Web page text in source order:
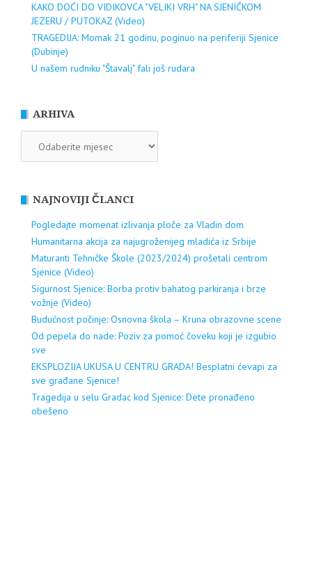
KAKO DOĆI DO VIDIKOVCA "VELIKI VRH" NA SJENIČKOM
JEZERU / PUTOKAZ (Video)
TRAGEDIJA: Momak 21 godinu, poginuo na periferiji Sjenice
(Dubinje)
U našem rudniku "Štavalj" fali još rudara
ARHIVA
NAJNOVIJI ČLANCI
Pogledajte momenat izlivanja ploče za Vladin dom
Humanitarna akcija za najugroženijeg mladića iz Srbije
Maturanti Tehničke Škole (2023/2024) prošetali centrom
Sjenice (Video)
Sigurnost Sjenice: Borba protiv bahatog parkiranja i brze
vožnje (Video)
Budućnost počinje: Osnovna škola – Kruna obrazovne scene
Od pepela do nade: Poziv za pomoć čoveku koji je izgubio
sve
EKSPLOZIJA UKUSA U CENTRU GRADA! Besplatni ćevapi za
sve građane Sjenice!
Tragedija u selu Gradac kod Sjenice: Dete pronađeno
obešeno